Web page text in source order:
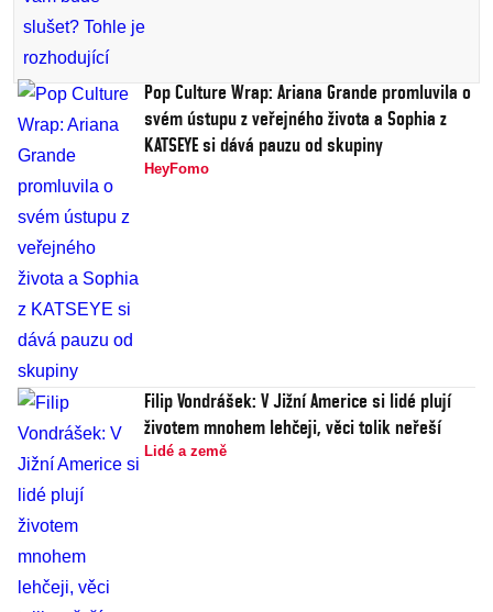
Pop Culture Wrap: Ariana Grande promluvila o
svém ústupu z veřejného života a Sophia z
KATSEYE si dává pauzu od skupiny
HeyFomo
Filip Vondrášek: V Jižní Americe si lidé plují
životem mnohem lehčeji, věci tolik neřeší
Lidé a země